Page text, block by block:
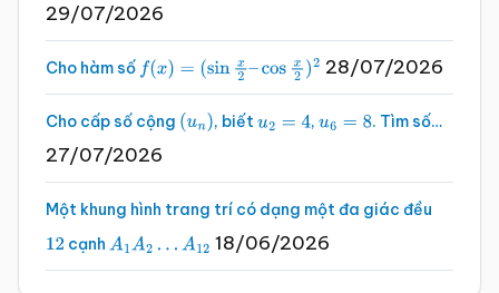
29/07/2026
Cho hàm số f(x)=(sinx2 –cosx2 )2 28/07/2026
Cho cấp số cộng (un), biếtu2 =4 , u6 =8 . Tìm số…
27/07/2026
Một khung hình trang trí có dạng một đa giác đều
12 cạnh A1A2…A 12 18/06/2026